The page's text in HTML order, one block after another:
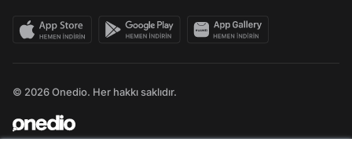
© 2026 Onedio. Her hakkı saklıdır.